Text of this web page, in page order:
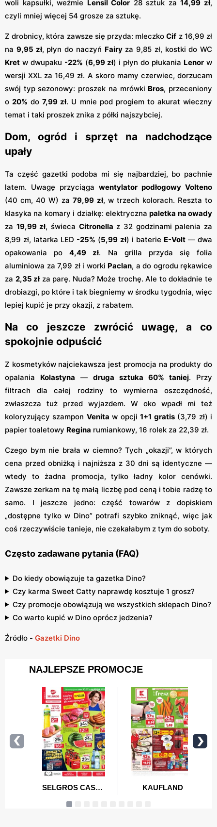
woli kapsułki, weźmie Lensil Color 28 sztuk za14,99 zł,
czyli mniej więcej 54 grosze za sztukę.
Z drobnicy, która zawsze się przyda: mleczkoCif z 16,99 zł
na 9,95 zł, płyn do naczyń Fairyza 9,85 zł, kostki do WC
Kret w dwupaku -22% (6,99 zł) i płyn do płukania Lenor w
wersji XXL za 16,49 zł. A skoro mamy czerwiec, dorzucam
swój typ sezonowy: proszek na mrówki Bros, przeceniony
o20% do7,99 zł. U mnie pod progiem to akurat wieczny
temat i taki proszek znika z półki najszybciej.
Dom, ogród i sprzęt na nadchodzące
upały
Ta część gazetki podoba mi się najbardziej, bo pachnie
latem. Uwagę przyciąga wentylator podłogowy Volteno
(40 cm, 40 W) za79,99 zł, w trzech kolorach. Reszta to
klasyka na komary i działkę: elektrycznapaletka na owady
za 19,99 zł, świeca Citronella z 32 godzinami palenia za
8,99 zł, latarka LED -25% (5,99 zł) i baterie E-Volt— dwa
opakowania po4,49 zł. Na grilla przyda się folia
aluminiowa za 7,99 zł i worki Paclan, a do ogrodu rękawice
za 2,35 złza parę. Nuda? Może trochę. Ale to dokładnie te
drobiazgi, po które i tak biegniemy w środku tygodnia, więc
lepiej kupić je przy okazji, z rabatem.
Na co jeszcze zwrócić uwagę, a co
spokojnie odpuścić
Z kosmetyków najciekawsza jest promocja na produkty do
opalania Kolastyna — druga sztuka 60% taniej. Przy
filtrach dla całej rodziny to wymierna oszczędność,
zwłaszcza tuż przed wyjazdem. W oko wpadł mi też
koloryzujący szampon Venita w opcji1+1 gratis(3,79 zł) i
papier toaletowy Regina rumiankowy, 16 rolek za 22,39 zł.
Czego bym nie brała w ciemno? Tych „okazji”, w których
cena przed obniżką i najniższa z 30 dni są identyczne —
wtedy to żadna promocja, tylko ładny kolor cenówki.
Zawsze zerkam na tę małą liczbę pod ceną i tobie radzę to
samo. I jeszcze jedno: część towarów z dopiskiem
„dostępne tylko w Dino” potrafi szybko zniknąć, więc jak
coś rzeczywiście tanieje, nie czekałabym z tym do soboty.
Często zadawane pytania (FAQ)
Do kiedy obowiązuje ta gazetka Dino?
Czy karma Sweet Catty naprawdę kosztuje 1 grosz?
Czy promocje obowiązują we wszystkich sklepach Dino?
Co warto kupić w Dino oprócz jedzenia?
Źródło - Gazetki Dino